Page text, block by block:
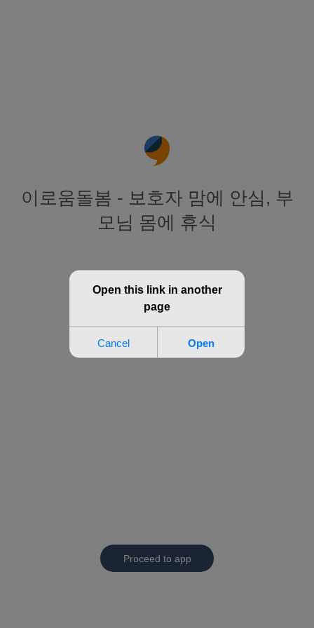
이로움돌봄 - 보호자 맘에 안심, 부
모님 몸에 휴식
Proceed to app